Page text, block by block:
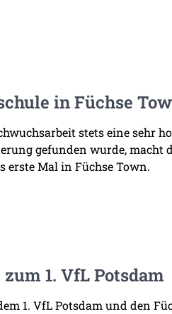
in Füchse
stets eine sehr
gefunden wurde, macht
erste Mal in Füchse Town.
1. VfL Potsdam
1. VfL Potsdam und den